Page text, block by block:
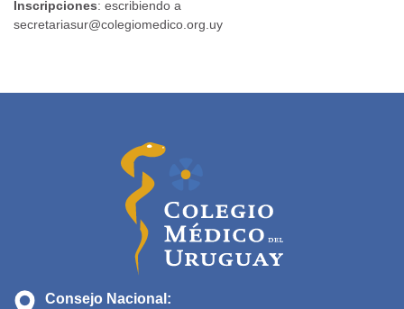
Inscripciones: escribiendo a
secretariasur@colegiomedico.org.uy
Consejo Nacional: